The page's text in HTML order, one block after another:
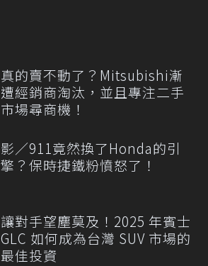
真的賣不動了？Mitsubishi漸
遭經銷商淘汰，並且專注二手
市場尋商機！
影／911竟然換了Honda的引
擎？保時捷鐵粉憤怒了！
讓對手望塵莫及！2025 年賓士
GLC 如何成為台灣 SUV 市場的
最佳投資